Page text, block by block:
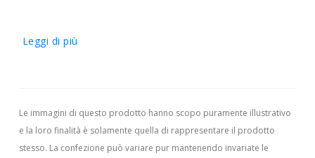
Leggi di più
Le immagini di questo prodotto hanno scopo puramente illustrativo
e la loro finalità è solamente quella di rappresentare il prodotto
stesso. La confezione può variare pur mantenendo invariate le